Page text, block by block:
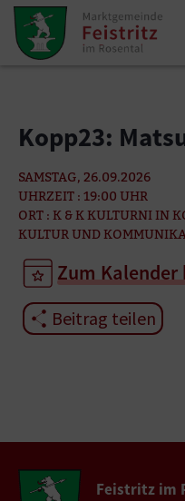
Zum Inhalt springen
Zum Seitenende
Kopp23:
SAMSTAG, 26.09.2026
UHRZEIT : 19:00 UHR
ORT : K & K KULTURNI IN
KULTUR UND
Zum Kalender
Beitrag teilen
Feistritz im